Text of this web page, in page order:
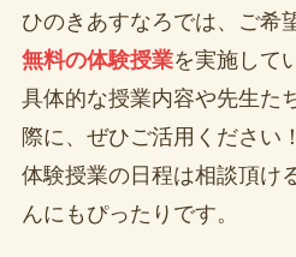
ひのきあすなろでは、ご希
無料の体験授業を実施して
具体的な授業内容や先生た
際に、ぜひご活用ください！
体験授業の日程は相談頂け
んにもぴったりです。